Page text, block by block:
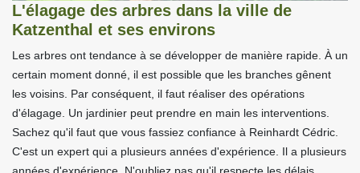
L'élagage des arbres dans la ville de
Katzenthal et ses environs
Les arbres ont tendance à se développer de manière rapide. À un
certain moment donné, il est possible que les branches gênent
les voisins. Par conséquent, il faut réaliser des opérations
d'élagage. Un jardinier peut prendre en main les interventions.
Sachez qu'il faut que vous fassiez confiance à Reinhardt Cédric.
C'est un expert qui a plusieurs années d'expérience. Il a plusieurs